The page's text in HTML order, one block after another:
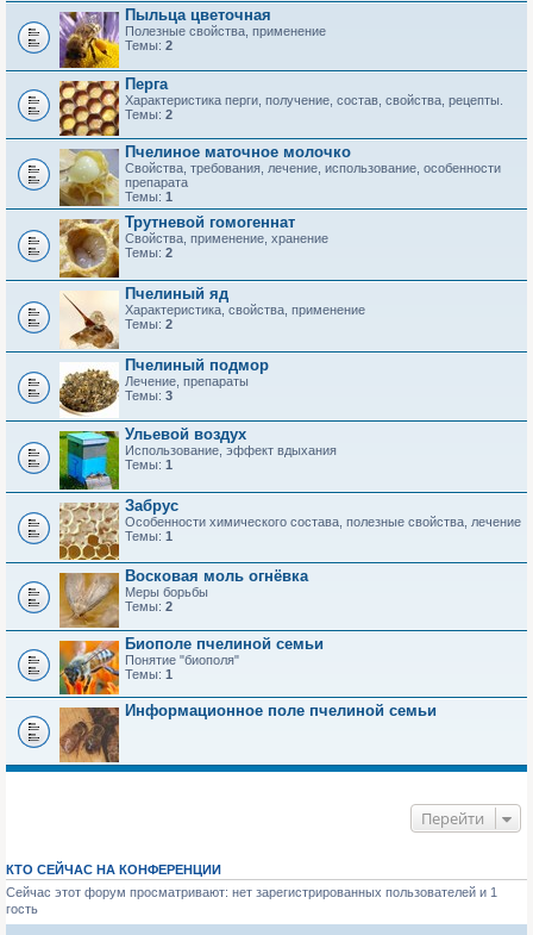
Пыльца цветочная
Полезные свойства, применение
Темы: 2
Перга
Характеристика перги, получение, состав, свойства, рецепты.
Темы: 2
Пчелиное маточное молочко
Свойства, требования, лечение, использование, особенности
препарата
Темы: 1
Трутневой гомогеннат
Свойства, применение, хранение
Темы: 2
Пчелиный яд
Характеристика, свойства, применение
Темы: 2
Пчелиный подмор
Лечение, препараты
Темы: 3
Ульевой воздух
Использование, эффект вдыхания
Темы: 1
Забрус
Особенности химического состава, полезные свойства, лечение
Темы: 1
Восковая моль огнёвка
Меры борьбы
Темы: 2
Биополе пчелиной семьи
Понятие "биополя"
Темы: 1
Информационное поле пчелиной семьи
Перейти
КТО СЕЙЧАС НА КОНФЕРЕНЦИИ
Сейчас этот форум просматривают: нет зарегистрированных пользователей и 1
гость